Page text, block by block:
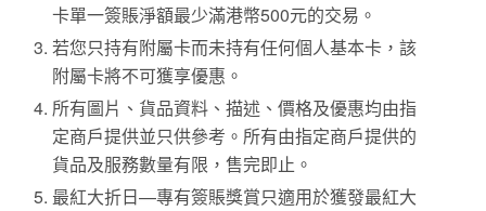
卡單一簽賬淨額最少滿港幣500元的交易。
若您只持有附屬卡而未持有任何個人基本卡，該
附屬卡將不可獲享優惠。
所有圖片、貨品資料、描述、價格及優惠均由指
定商戶提供並只供參考。所有由指定商戶提供的
貨品及服務數量有限，售完即止。
最紅大折日—專有簽賬獎賞只適用於獲發最紅大